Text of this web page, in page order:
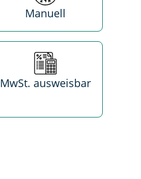
Manuell
MwSt. absetzbar
MwSt. ausweisbar